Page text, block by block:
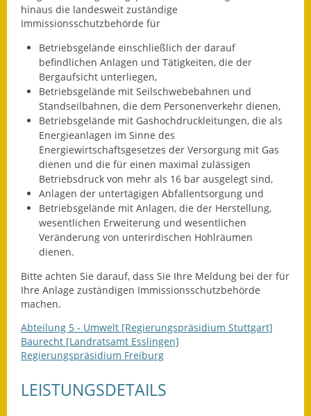
Eröffnungsbilanz
Getrennte
Abwassergebühr
Grundsteuerreform
Haushaltspläne
Jahresabschlüsse
Wasserversorgung
Heiraten in Notzingen
Mitarbeiter
Notruftafel
Wahlen
Was erledige ich wo?
Leben
hinaus die landesweit zuständige
Immissionsschutzbehörde für
Betriebsgelände einschließlich der darauf
befindlichen Anlagen und Tätigkeiten, die der
Bergaufsicht unterliegen,
Betriebsgelände mit Seilschwebebahnen und
Standseilbahnen, die dem Personenverkehr dienen,
Betriebsgelände mit Gashochdruckleitungen, die als
Energieanlagen im Sinne des
Energiewirtschaftsgesetzes der Versorgung mit Gas
dienen und die für einen maximal zulässigen
Betriebsdruck von mehr als 16 bar ausgelegt sind,
Anlagen der untertägigen Abfallentsorgung und
Betriebsgelände mit Anlagen, die der Herstellung,
wesentlichen Erweiterung und wesentlichen
Veränderung von unterirdischen Hohlräumen
dienen.
Bitte achten Sie darauf, dass Sie Ihre Meldung bei der für
Ihre Anlage zuständigen Immissionsschutzbehörde
machen.
Abteilung 5 - Umwelt [Regierungspräsidium Stuttgart]
Baurecht [Landratsamt Esslingen]
Regierungspräsidium Freiburg
LEISTUNGSDETAILS